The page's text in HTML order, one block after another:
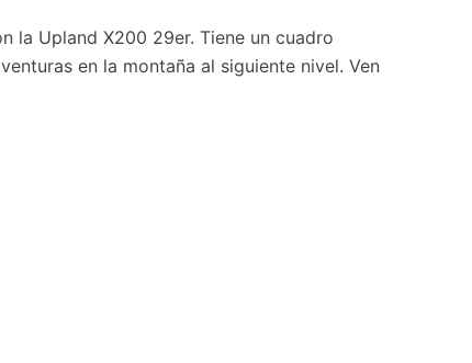
la Upland X200 29er. Tiene un cuadro
en la montaña al siguiente nivel. Ven